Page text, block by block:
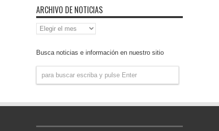
ARCHIVO DE NOTICIAS
Archivo
de
Busca noticias e información en nuestro sitio